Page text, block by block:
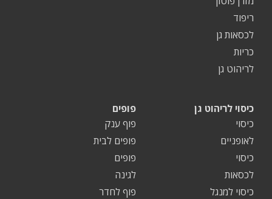
ריפוד
לכסאות גן
כריות
לריהוט גן
פופים
פוף ענק
פופים לבית
פופים
לגינה
פוף לחדר
כיסוי לריהוט גן
כיסוי
לאופניים
כיסוי
לכסאות
כיסוי למנגל